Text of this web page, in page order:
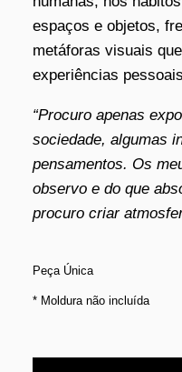
espaços e objetos,
metáforas visuais
experiências
“Procuro apenas
sociedade, algumas
pensamentos. Os
observo e do que
procuro criar
Peça Única
* Moldura não incluída